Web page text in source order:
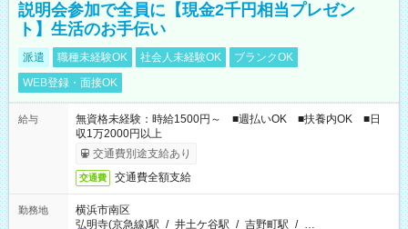
説明会参加で全員に【現金2千円相当プレゼン
ト】生活のお手伝い
派遣 職種未経験OK 社会人未経験OK
ブランクOK
WEB登録・面接OK
給与
無資格未経験：時給1500円～ ■週払いOK ■扶養内OK ■日
収1万2000円以上
交通費別途支給あり
交通費 交通費全額支給
勤務地
横浜市南区
弘明寺(京急線)駅 / 井土ケ谷駅 / 吉野町駅 / …